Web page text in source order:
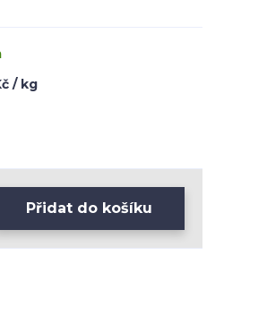
/ kg
Přidat do košíku